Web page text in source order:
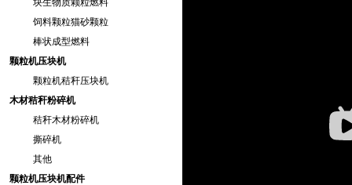
块生物质颗粒燃料
饲料颗粒猫砂颗粒
棒状成型燃料
颗粒机压块机
颗粒机秸秆压块机
木材秸秆粉碎机
秸秆木材粉碎机
撕碎机
其他
颗粒机压块机配件